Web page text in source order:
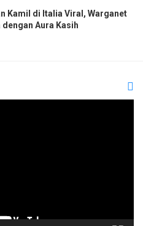
Kamil di Italia Viral, Warganet
Aura Kasih